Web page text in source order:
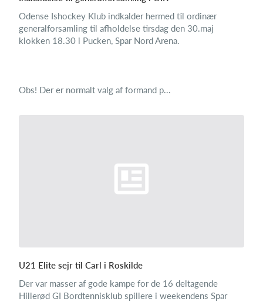
Odense Ishockey Klub indkalder hermed til ordinær
generalforsamling til afholdelse tirsdag den 30.maj
klokken 18.30 i Pucken, Spar Nord Arena.
Obs! Der er normalt valg af formand p...
U21 Elite sejr til Carl i Roskilde
Der var masser af gode kampe for de 16 deltagende
Hillerød GI Bordtennisklub spillere i weekendens Spar